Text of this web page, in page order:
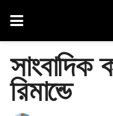
সাংবাদিক
রিমান্ডে